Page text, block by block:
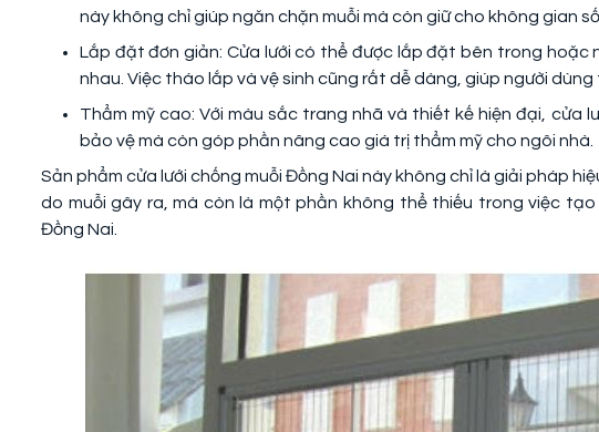
này không chỉ giúp ngăn chặn muỗi mà còn giữ cho không gian
Lắp đặt đơn giản: Cửa lưới có thể được lắp đặt bên trong hoặc
nhau. Việc tháo lắp và vệ sinh cũng rất dễ dàng, giúp người
Thẩm mỹ cao: Với màu sắc trang nhã và thiết kế hiện đại, cửa
bảo vệ mà còn góp phần nâng cao giá trị thẩm mỹ cho ngôi nhà.
Sản phẩm cửa lưới chống muỗi Đồng Nai này không chỉ là giải pháp
do muỗi gây ra, mà còn là một phần không thể thiếu trong việc
Đồng Nai.